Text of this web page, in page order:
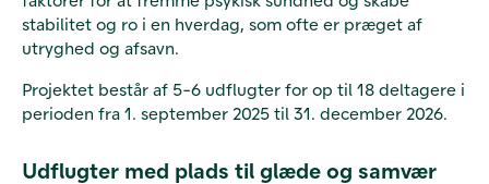
stabilitet og ro i en hverdag, som ofte er præget af
utryghed og afsavn.
Projektet består af 5-6 udflugter for op til 18 deltagere i
perioden fra 1. september 2025 til 31. december 2026.
Udflugter med plads til glæde og samvær